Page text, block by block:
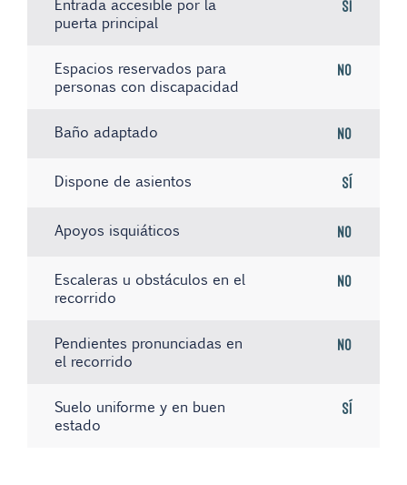
Entrada accesible por la
puerta principal
Sí
Espacios reservados para
personas con discapacidad
No
Baño adaptado No
Dispone de asientos Sí
Apoyos isquiáticos No
Escaleras u obstáculos en el
recorrido
No
Pendientes pronunciadas en
el recorrido
No
Suelo uniforme y en buen
estado
Sí